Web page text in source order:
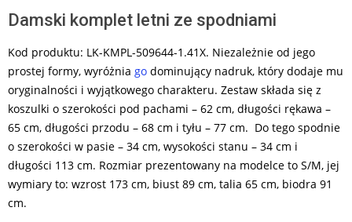
Damski komplet letni ze spodniami
Kod produktu: LK-KMPL-509644-1.41X. Niezależnie od jego
prostej formy, wyróżnia go dominujący nadruk, który dodaje mu
oryginalności i wyjątkowego charakteru. Zestaw składa się z
koszulki o szerokości pod pachami – 62 cm, długości rękawa –
65 cm, długości przodu – 68 cm i tyłu – 77 cm. Do tego spodnie
o szerokości w pasie – 34 cm, wysokości stanu – 34 cm i
długości 113 cm. Rozmiar prezentowany na modelce to S/M, jej
wymiary to: wzrost 173 cm, biust 89 cm, talia 65 cm, biodra 91
cm.